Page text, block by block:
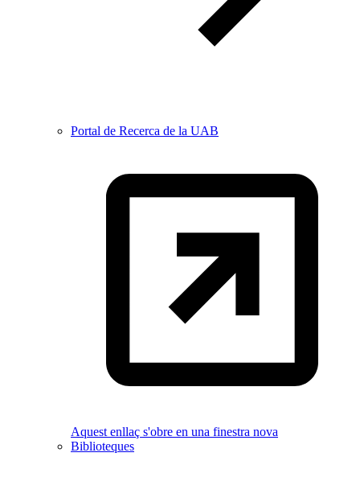
Portal de Recerca de la UAB
Aquest enllaç s'obre en una finestra nova
Biblioteques